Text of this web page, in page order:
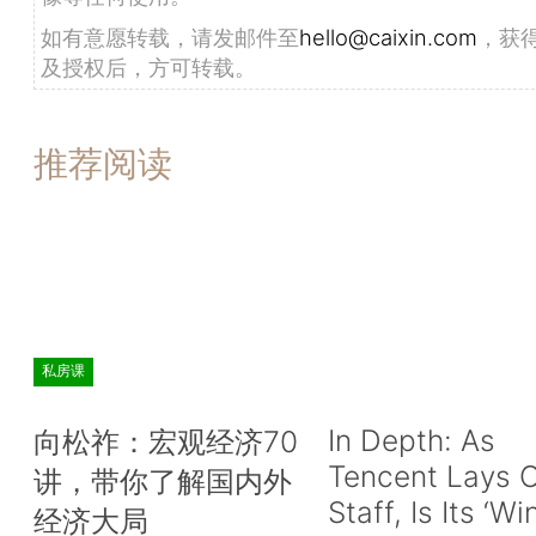
如有意愿转载，请发邮件至hello@caixin.com ，获
及授权后，方可转载。
推荐阅读
私房课
向松祚：宏观经济70
讲，带你了解国内外
经济大局
In Depth: As
Tencent Lays
Staff, Is Its